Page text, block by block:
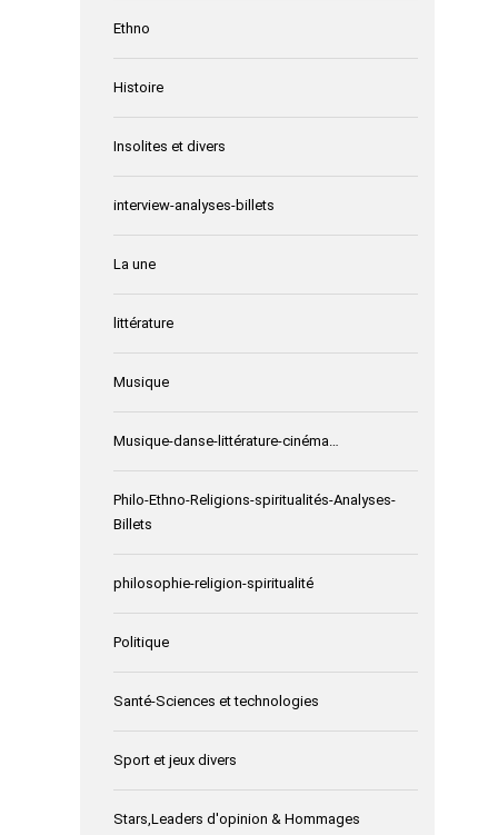
Ethno
Histoire
Insolites et divers
interview-analyses-billets
La une
littérature
Musique
Musique-danse-littérature-cinéma…
Philo-Ethno-Religions-spiritualités-Analyses-
Billets
philosophie-religion-spiritualité
Politique
Santé-Sciences et technologies
Sport et jeux divers
Stars,Leaders d'opinion & Hommages